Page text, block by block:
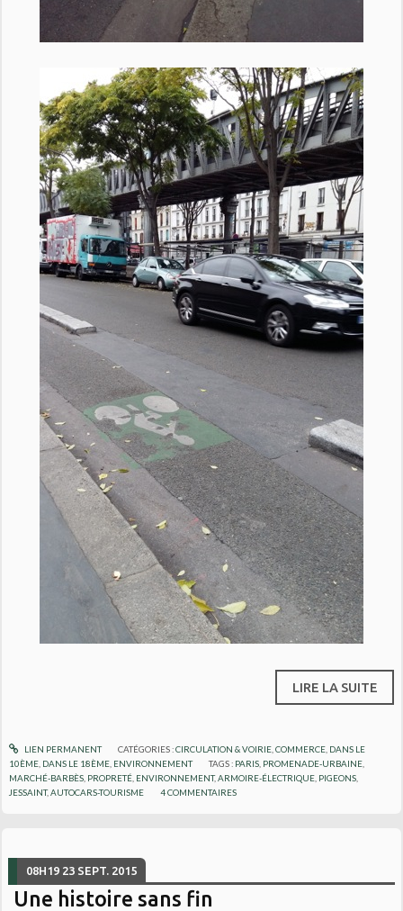
LIRE LA SUITE
LIEN PERMANENT CATÉGORIES :CIRCULATION & VOIRIE, COMMERCE, DANS LE
10ÈME DANS LE 18ÈME ENVIRONNEMENT TAGS : PARIS PROMENADE-URBAINE
MARCHÉ-BARBÈS PROPRETÉ ENVIRONNEMENT,ARMOIRE-ÉLECTRIQUE PIGEONS
JESSAINT,AUTOCARS-TOURISME 4COMMENTAIRES
08H19 23 SEPT. 2015
Une histoire sans fin